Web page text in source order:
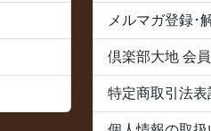
メルマガ登録･
倶楽部大地 会
特定商取引法表